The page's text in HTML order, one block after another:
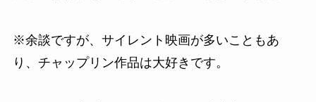
※余談ですが、サイレント映画が多いこともあ
り、チャップリン作品は大好きです。